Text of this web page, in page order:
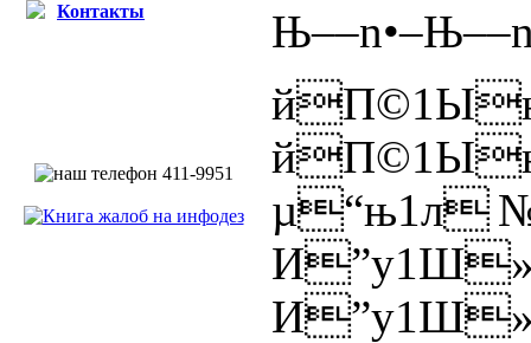
Контакты